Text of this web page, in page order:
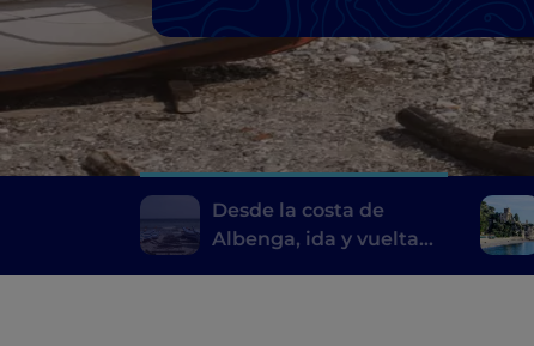
Desde la costa de
Albenga, ida y vuelta